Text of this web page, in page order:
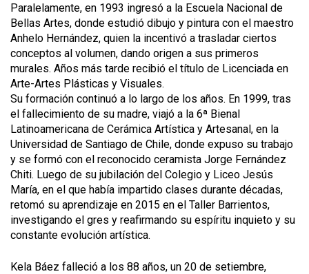
Paralelamente, en 1993 ingresó a la Escuela Nacional de
Bellas Artes, donde estudió dibujo y pintura con el maestro
Anhelo Hernández, quien la incentivó a trasladar ciertos
conceptos al volumen, dando origen a sus primeros
murales. Años más tarde recibió el título de Licenciada en
Arte-Artes Plásticas y Visuales.
Su formación continuó a lo largo de los años. En 1999, tras
el fallecimiento de su madre, viajó a la 6ª Bienal
Latinoamericana de Cerámica Artística y Artesanal, en la
Universidad de Santiago de Chile, donde expuso su trabajo
y se formó con el reconocido ceramista Jorge Fernández
Chiti. Luego de su jubilación del Colegio y Liceo Jesús
María, en el que había impartido clases durante décadas,
retomó su aprendizaje en 2015 en el Taller Barrientos,
investigando el gres y reafirmando su espíritu inquieto y su
constante evolución artística.
Kela Báez falleció a los 88 años, un 20 de setiembre,